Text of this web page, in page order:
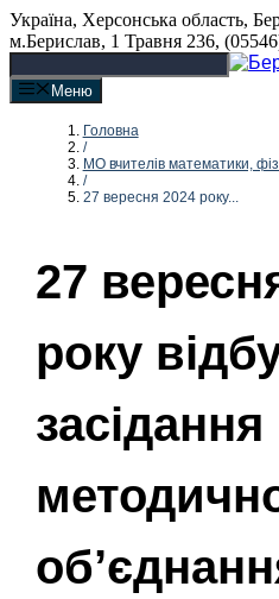
Перейти
до
вмісту
Україна, Херсонська область,
м.Берислав, 1 Травня 236,
Меню
Головна
/
МО вчителів математики,
/
27 вересня 2024 року...
27
року
засідання